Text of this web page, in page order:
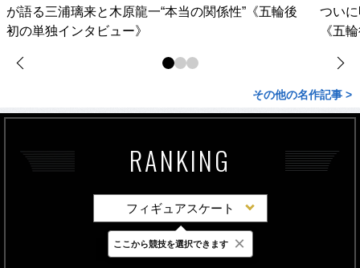
が語る三浦璃来と木原龍一“本当の関係性”《五輪後
初の単独インタビュー》
つい
《五
その他の名作記事 >
RANKING
フィギュアスケート
最新 24時間 週間
ここから競技を選択できます ×